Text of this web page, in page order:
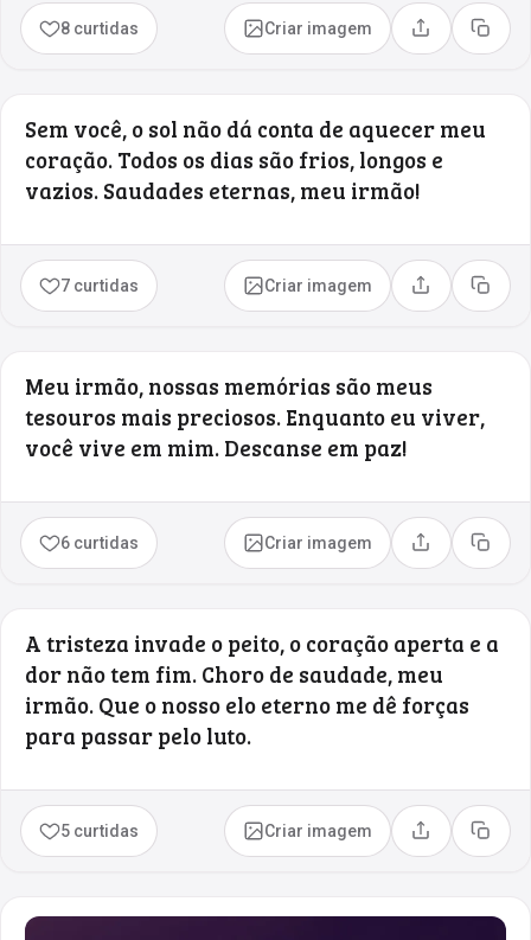
8 curtidas Criar imagem Compartilhar
Copiar
Sem você, o sol não dá conta de aquecer meu
coração. Todos os dias são frios, longos e
vazios. Saudades eternas, meu irmão!
7 curtidas Criar imagem Compartilhar
Copiar
Meu irmão, nossas memórias são meus
tesouros mais preciosos. Enquanto eu viver,
você vive em mim. Descanse em paz!
6 curtidas Criar imagem Compartilhar
Copiar
A tristeza invade o peito, o coração aperta e a
dor não tem fim. Choro de saudade, meu
irmão. Que o nosso elo eterno me dê forças
para passar pelo luto.
5 curtidas Criar imagem Compartilhar
Copiar